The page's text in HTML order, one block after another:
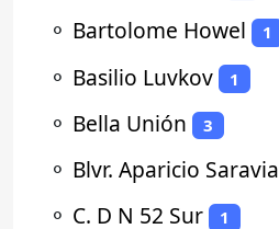
⚬ Bartolome Howel 1
⚬ Basilio Luvkov 1
⚬ Bella Unión 3
⚬ Blvr. Aparicio Saravia
⚬ C. D N 52 Sur 1